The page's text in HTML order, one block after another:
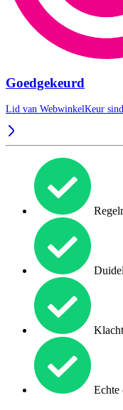
Goedgekeurd
Lid van WebwinkelKeur
Echte